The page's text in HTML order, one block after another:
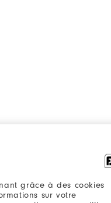
grâce à des cookies
sur votre